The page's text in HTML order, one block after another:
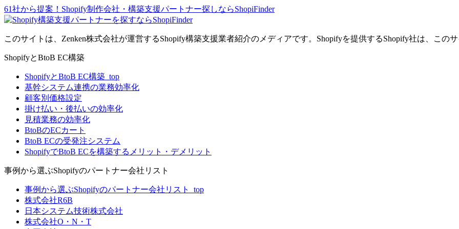
61社から提案！Shopify制作会社・構築支援パートナー探しならShopiFinder
このサイトは、Zenken株式会社が運営するShopify構築支援業者紹介のメディアです。Shopifyを提供するShopify社は、この
ShopifyとBtoB EC構築
ShopifyとBtoB EC構築_top
基幹システム連携の業務効率化
顧客別価格設定
掛け払い・後払いの効率化
見積業務の効率化
BtoBのECカート
BtoB ECの受発注システム
ShopifyでBtoB ECを構築するメリット・デメリット
事例から選ぶShopifyのパートナー会社リスト
事例から選ぶShopifyのパートナー会社リスト_top
株式会社R6B
日本システム技術株式会社
株式会社O・N・T